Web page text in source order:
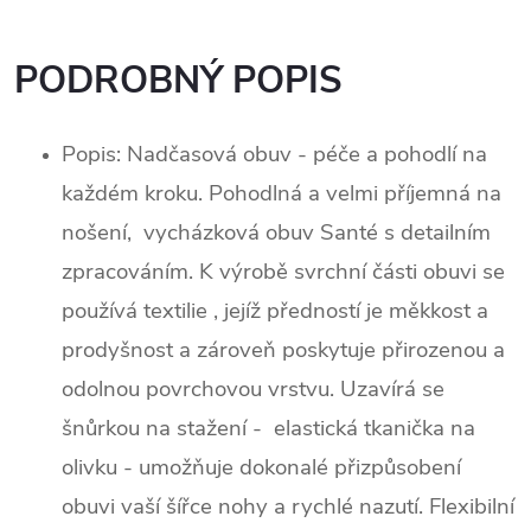
PODROBNÝ POPIS
Popis: Nadčasová obuv - péče a pohodlí na
každém kroku. Pohodlná a velmi příjemná na
nošení, vycházková obuv Santé s detailním
zpracováním. K výrobě svrchní části obuvi se
používá textilie , jejíž předností je měkkost a
prodyšnost a zároveň poskytuje přirozenou a
odolnou povrchovou vrstvu. Uzavírá se
šnůrkou na stažení - elastická tkanička na
olivku - umožňuje dokonalé přizpůsobení
obuvi vaší šířce nohy a rychlé nazutí. Flexibilní